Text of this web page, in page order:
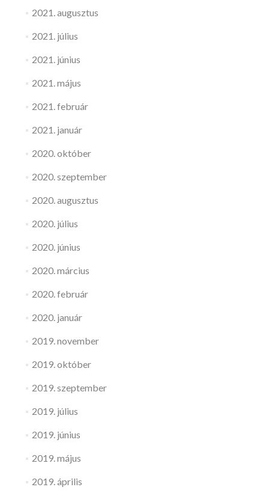
2021. augusztus
2021. július
2021. június
2021. május
2021. február
2021. január
2020. október
2020. szeptember
2020. augusztus
2020. július
2020. június
2020. március
2020. február
2020. január
2019. november
2019. október
2019. szeptember
2019. július
2019. június
2019. május
2019. április